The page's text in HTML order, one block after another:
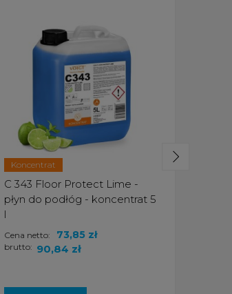
Koncentrat
C 343 Floor Protect Lime -
płyn do podłóg - koncentrat 5
l
brutto: 90,84 zł
Cena netto: 73,85 zł